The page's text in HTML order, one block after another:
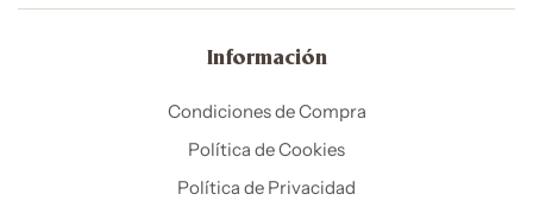
Información
Condiciones de Compra
Política de Cookies
Política de Privacidad